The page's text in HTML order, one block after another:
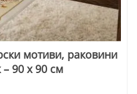
мотиви, раковини
90 x 90 см